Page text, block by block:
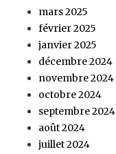
mars 2025
février 2025
janvier 2025
décembre 2024
novembre 2024
octobre 2024
septembre 2024
août 2024
juillet 2024